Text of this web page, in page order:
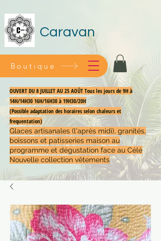
Caravan
OUVERT DU 8 JUILLET AU 25 AOÛT Tous les jours de 9H à
14H/14H30 16H/16H30 à 19H30/20H
(Possible adaptation des horaires selon chaleurs et
frequentation)
Glaces artisanales (l'après midi), granités,
boissons et patisseries maison au
programme et dégustation face au Célé
Nouvelle collection vêtements
Boutique